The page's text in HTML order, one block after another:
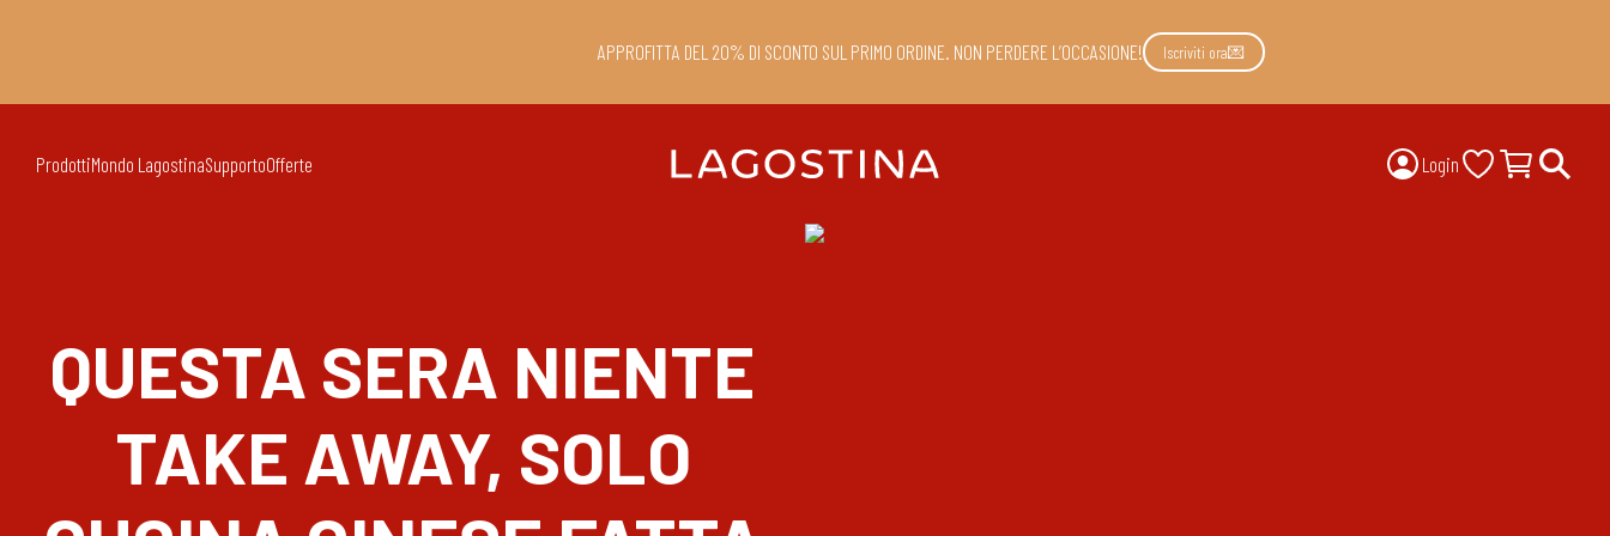
APPROFITTA DEL 20% DI SCONTO SUL PRIMO ORDINE. NON PERDERE L’OCCASIONE! Iscriviti ora💌
ProdottiMondo LagostinaSupportoOfferte Login
QUESTA SERA NIENTE
TAKE AWAY, SOLO